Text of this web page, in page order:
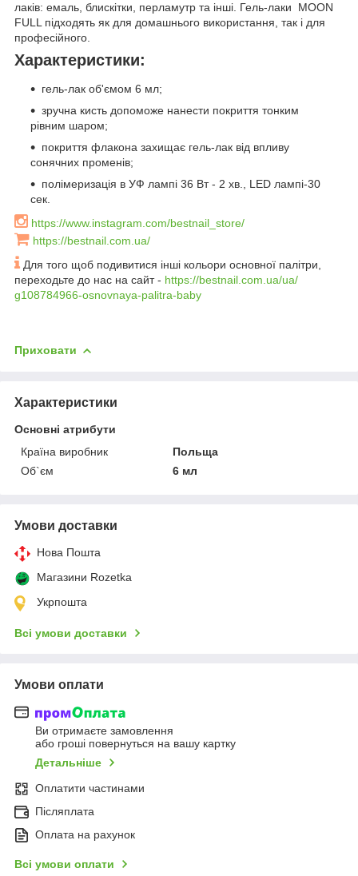
лаків: емаль, блискітки, перламутр та інші. Гель-лаки MOON
FULL підходять як для домашнього використання, так і для
професійного.
Характеристики:
гель-лак об'ємом 6 мл;
зручна кисть допоможе нанести покриття тонким
рівним шаром;
покриття флакона захищає гель-лак від впливу
сонячних променів;
полімеризація в УФ лампі 36 Вт - 2 хв., LED лампі-30
сек.
https://www.instagram.com/bestnail_store/
https://bestnail.com.ua/
Для того щоб подивитися інші кольори основної палітри,
переходьте до нас на сайт - https://bestnail.com.ua/ua/
g108784966-osnovnaya-palitra-baby
Приховати
Характеристики
Основні атрибути
Країна виробник
Польща
Об`єм
6 мл
Умови доставки
Нова Пошта
Магазини Rozetka
Укрпошта
Всі умови доставки
Умови оплати
Ви отримаєте замовлення
або гроші повернуться на вашу картку
Детальніше
Оплатити частинами
Післяплата
Оплата на рахунок
Всі умови оплати